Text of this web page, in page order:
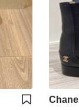
Chanel